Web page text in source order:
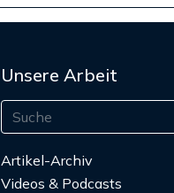
Unsere Arbeit
Artikel-Archiv
Videos & Podcasts